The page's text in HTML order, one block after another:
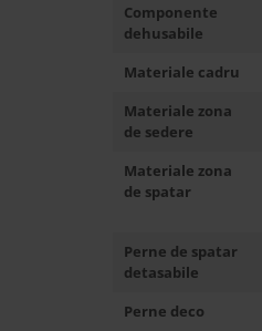
Componente
dehusabile
Materiale cadru
Materiale zona
de sedere
Materiale zona
de spatar
Perne de spatar
detasabile
Perne deco